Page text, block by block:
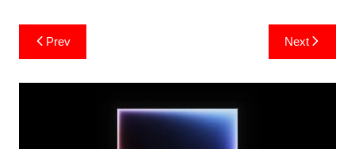
Post
navigation
Prev Next